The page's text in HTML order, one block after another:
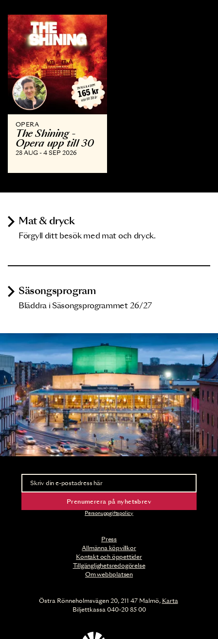
OPERA
The Shining -
Opera upp till 30
28 AUG - 4 SEP 2026
Mat & dryck
Förgyll ditt besök med mat och dryck.
Säsongsprogram
Bläddra i Säsongsprogrammet 26/27
Press
Allmänna köpvillkor
Kontakt och öppettider
Tillgänglighetsredogörelse
Om webbplatsen
Nyhetsbrev
Ta del av förhandsinformation och biljettsläpp.
Prenumerera på nyhetsbrev
Personuppgiftspolicy
Östra Rönneholmsvägen 20, 211 47 Malmö, Karta
Biljettkassa 040-20 85 00